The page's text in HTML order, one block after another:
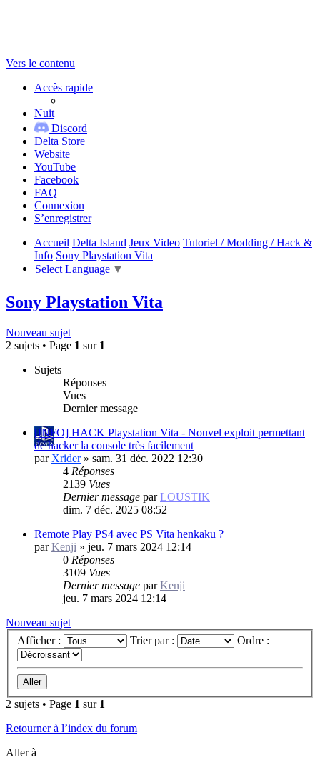
Vers le contenu
Accès rapide
Nuit
Discord
Delta Store
Website
YouTube
Facebook
FAQ
Connexion
S’enregistrer
Accueil Delta Island Jeux Video Tutoriel / Modding / Hack &
Info Sony Playstation Vita
Select Language ▼
Sony Playstation Vita
Nouveau sujet
2 sujets • Page 1 sur 1
Sujets
Réponses
Vues
Dernier message
[INFO] HACK Playstation Vita - Nouvel exploit permettant
de hacker la console très facilement
par Xrider» sam. 31 déc. 2022 12:30
4 Réponses
2139 Vues
Dernier message parLOUSTIK
dim. 7 déc. 2025 08:52
Remote Play PS4 avec PS Vita henkaku ?
parKenji » jeu. 7 mars 2024 12:14
0 Réponses
3109 Vues
Dernier message parKenji
jeu. 7 mars 2024 12:14
Nouveau sujet
Afficher :
Trier par : Ordre :
2 sujets • Page 1 sur 1
Retourner à l’index du forum
Aller à